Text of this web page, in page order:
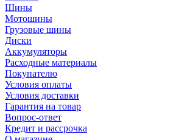
Шины
Мотошины
Грузовые шины
Диски
Аккумуляторы
Расходные материалы
Покупателю
Условия оплаты
Условия доставки
Гарантия на товар
Вопрос-ответ
Кредит и рассрочка